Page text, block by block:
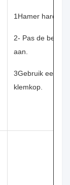
1Hamer hard.
2- Pas de
aan.
3Gebruik een
klemkop.